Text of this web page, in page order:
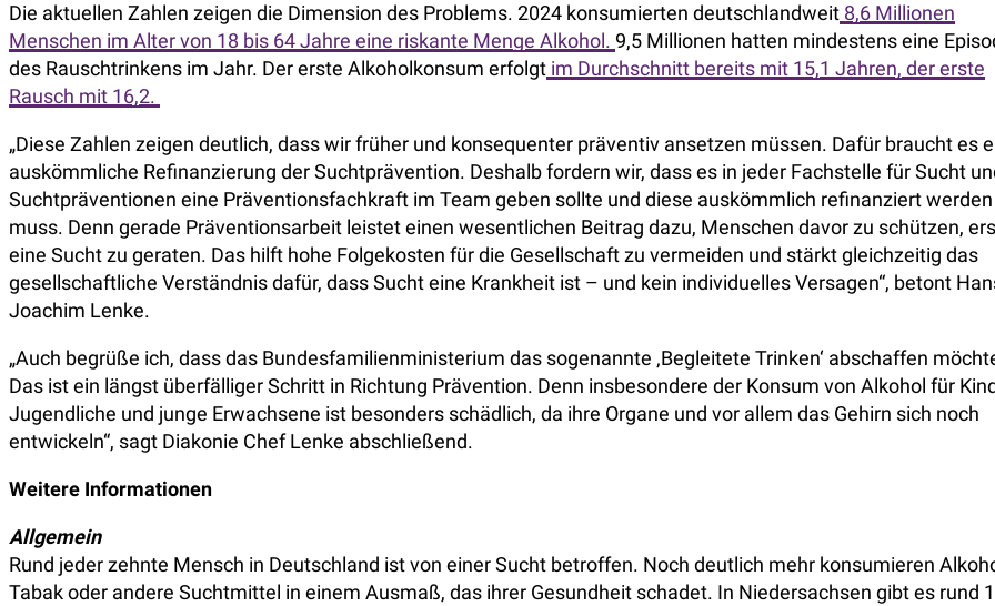
Die aktuellen Zahlen zeigen die Dimension des Problems. 2024 konsumierten deutschlandweit 8,6 Millionen
Menschen im Alter von 18 bis 64 Jahre eine riskante Menge Alkohol. 9,5 Millionen hatten mindestens eine
des Rauschtrinkens im Jahr. Der erste Alkoholkonsum erfolgt im Durchschnitt bereits mit 15,1 Jahren, der erste
Rausch mit 16,2.
„Diese Zahlen zeigen deutlich, dass wir früher und konsequenter präventiv ansetzen müssen. Dafür braucht es
auskömmliche Refinanzierung der Suchtprävention. Deshalb fordern wir, dass es in jeder Fachstelle für Sucht
Suchtpräventionen eine Präventionsfachkraft im Team geben sollte und diese auskömmlich refinanziert werden
muss. Denn gerade Präventionsarbeit leistet einen wesentlichen Beitrag dazu, Menschen davor zu schützen,
eine Sucht zu geraten. Das hilft hohe Folgekosten für die Gesellschaft zu vermeiden und stärkt gleichzeitig das
gesellschaftliche Verständnis dafür, dass Sucht eine Krankheit ist – und kein individuelles Versagen“, betont
Joachim Lenke.
„Auch begrüße ich, dass das Bundesfamilienministerium das sogenannte ‚Begleitete Trinken‘ abschaffen
Das ist ein längst überfälliger Schritt in Richtung Prävention. Denn insbesondere der Konsum von Alkohol für
Jugendliche und junge Erwachsene ist besonders schädlich, da ihre Organe und vor allem das Gehirn sich noch
entwickeln“, sagt Diakonie Chef Lenke abschließend.
Weitere Informationen
Allgemein
Rund jeder zehnte Mensch in Deutschland ist von einer Sucht betroffen. Noch deutlich mehr konsumieren
Tabak oder andere Suchtmittel in einem Ausmaß, das ihrer Gesundheit schadet. In Niedersachsen gibt es rund